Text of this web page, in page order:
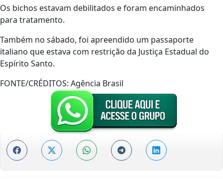
Os bichos estavam debilitados e foram encaminhados
para tratamento.
Também no sábado, foi apreendido um passaporte
italiano que estava com restrição da Justiça Estadual do
Espírito Santo.
FONTE/CRÉDITOS: Agência Brasil